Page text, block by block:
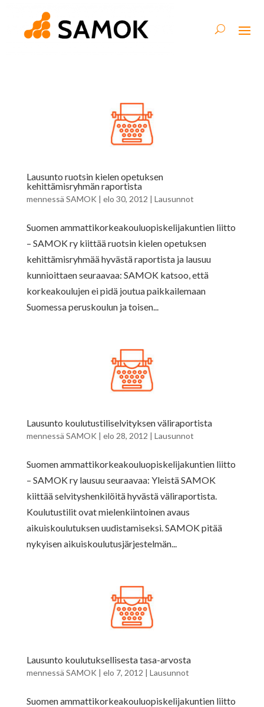
Lausunto ruotsin kielen opetuksen
kehittämisryhmän raportista
mennessä SAMOK | elo 30, 2012 | Lausunnot
Suomen ammattikorkeakouluopiskelijakuntien liitto
– SAMOK ry kiittää ruotsin kielen opetuksen
kehittämisryhmää hyvästä raportista ja lausuu
kunnioittaen seuraavaa: SAMOK katsoo, että
korkeakoulujen ei pidä joutua paikkailemaan
Suomessa peruskoulun ja toisen...
Lausunto koulutustiliselvityksen väliraportista
mennessä SAMOK | elo 28, 2012 | Lausunnot
Suomen ammattikorkeakouluopiskelijakuntien liitto
– SAMOK ry lausuu seuraavaa: Yleistä SAMOK
kiittää selvityshenkilöitä hyvästä väliraportista.
Koulutustilit ovat mielenkiintoinen avaus
aikuiskoulutuksen uudistamiseksi. SAMOK pitää
nykyisen aikuiskoulutusjärjestelmän...
Lausunto koulutuksellisesta tasa-arvosta
mennessä SAMOK | elo 7, 2012 | Lausunnot
Suomen ammattikorkeakouluopiskelijakuntien liitto